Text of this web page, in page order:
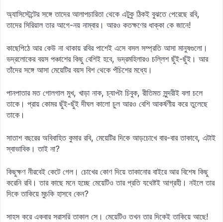
অ্যাসিস্টেন্টের সঙ্গে তাদের আলাপচারিতা থেকে এটুকু ঠিকই বুঝতে পেরেছে রবি,
তাদের সিরিয়াল তার আগে-নয় নাম্বার। আরও কতক্ষণের ধাক্কা কে জানে!
কাছেপিঠে আর কেউ না থাকায় রবির পাশেই এসে বসল সম্প্রতি আসা মানুষগুলো।
ভদ্রলোকের বয়স পঞ্চাশের কিছু বেশিই হবে, ভদ্রমহিলারও চল্লিশ ছুঁই-ছুঁই। আর
তাঁদের সঙ্গে আসা মেয়েটির বয়স বিশ থেকে পঁচিশের মধ্যে।
পানপাতার মত গোলগাল মুখ, খাড়া নাক, চ্যাপ্টা চিবুক, রীতিমত সুন্দরীই বলা চলে
তাকে। প্রায় কোমর ছুঁই-ছুঁই দীঘল কালো চুল আরও বেশি আকর্ষণীয় করে তুলেছে
তাকে।
সাতাশ বছরের অবিবাহিত কুমার রবি, মেয়েটির দিকে আড়চোখে বার-বার তাকাবে, এটাই
স্বাভাবিক। তাই না?
কিছুক্ষণ নীরবেই কেটে গেল। চোখের কোণ দিয়ে তাকানোর বাইরে আর বিশেষ কিছু
করেনি রবি। তার কাছে মনে হচ্ছে মেয়েটিও তার প্রতি যথেষ্টই আগ্রহী। নইলে তার
দিকে তাকিয়ে মুচকি হাসবে কেন?
সাহস করে একবার সরাসরি তাকাল সে। মেয়েটিও তখন তার দিকেই তাকিয়ে আছে!